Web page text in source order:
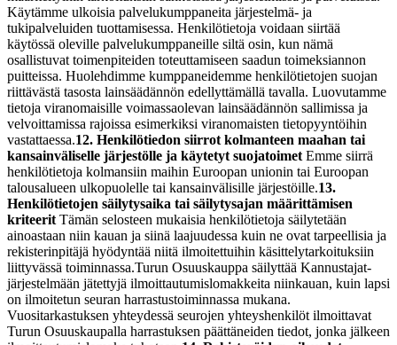
Käytämme ulkoisia palvelukumppaneita järjestelmä- ja
tukipalveluiden tuottamisessa. Henkilötietoja voidaan siirtää
käytössä oleville palvelukumppaneille siltä osin, kun nämä
osallistuvat toimenpiteiden toteuttamiseen saadun toimeksiannon
puitteissa. Huolehdimme kumppaneidemme henkilötietojen suojan
riittävästä tasosta lainsäädännön edellyttämällä tavalla. Luovutamme
tietoja viranomaisille voimassaolevan lainsäädännön sallimissa ja
velvoittamissa rajoissa esimerkiksi viranomaisten tietopyyntöihin
vastattaessa.12. Henkilötiedon siirrot kolmanteen maahan tai
kansainväliselle järjestölle ja käytetyt suojatoimet Emme siirrä
henkilötietoja kolmansiin maihin Euroopan unionin tai Euroopan
talousalueen ulkopuolelle tai kansainvälisille järjestöille.13.
Henkilötietojen säilytysaika tai säilytysajan määrittämisen
kriteerit Tämän selosteen mukaisia henkilötietoja säilytetään
ainoastaan niin kauan ja siinä laajuudessa kuin ne ovat tarpeellisia ja
rekisterinpitäjä hyödyntää niitä ilmoitettuihin käsittelytarkoituksiin
liittyvässä toiminnassa.Turun Osuuskauppa säilyttää Kannustajat-
järjestelmään jätettyjä ilmoittautumislomakkeita niinkauan, kuin lapsi
on ilmoitetun seuran harrastustoiminnassa mukana.
Vuositarkastuksen yhteydessä seurojen yhteyshenkilöt ilmoittavat
Turun Osuuskaupalla harrastuksen päättäneiden tiedot, jonka jälkeen